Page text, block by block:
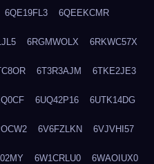
6QE19FL3 6QEEKCMR
6RGMWOLX 6RKWC57X
6T3R3AJM 6TKE2JE3
6UQ42P16 6UTK14DG
6V6FZLKN 6VJVHI57
6W1CRLU0 6WAOIUX0